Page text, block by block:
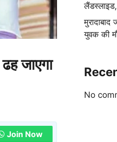
जाएगा
Join Now
युवक की
No